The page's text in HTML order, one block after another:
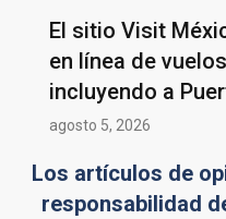
El sitio Visit
en línea de
incluyendo a
agosto 5, 2026
Los artículos de
responsabilidad